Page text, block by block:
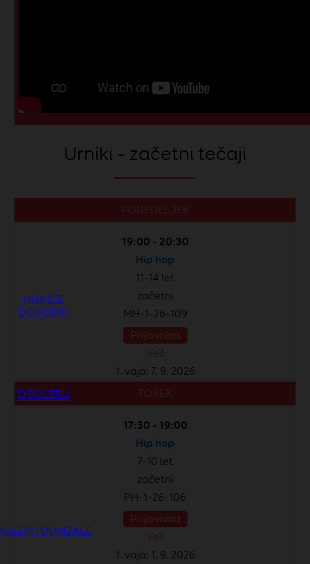
NOVICE
DOGODKI
O BOLERU
DOMŽALE
Urniki - začetni tečaji
PONEDELJEK
19:00 - 20:30
Hip hop
11-14 let
začetni
MH-1-26-109
Prijavnica
Več
1. vaja: 7. 9. 2026
TOREK
17:30 - 19:00
Hip hop
7-10 let
začetni
PH-1-26-106
Prijavnica
Več
1. vaja: 1. 9. 2026